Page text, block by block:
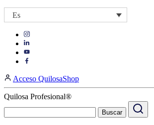
Es
Visit
https://www.instagram.com/
Visit
our
Visit
page
https://www.facebook.com/
page
Acceso QuilosaShop
Quilosa Profesional®